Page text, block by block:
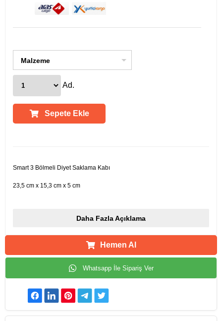
Malzeme
Ad.
Sepete Ekle
Smart 3 Bölmeli Diyet Saklama Kabı
23,5 cm x 15,3 cm x 5 cm
Daha Fazla Açıklama
Hemen Al
Whatsapp İle Sipariş Ver